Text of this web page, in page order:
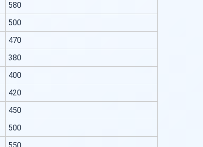
580
500
470
380
400
420
450
500